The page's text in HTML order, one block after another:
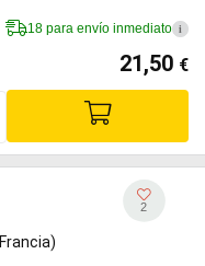
18 para envío inmediato i
21,50 €
2